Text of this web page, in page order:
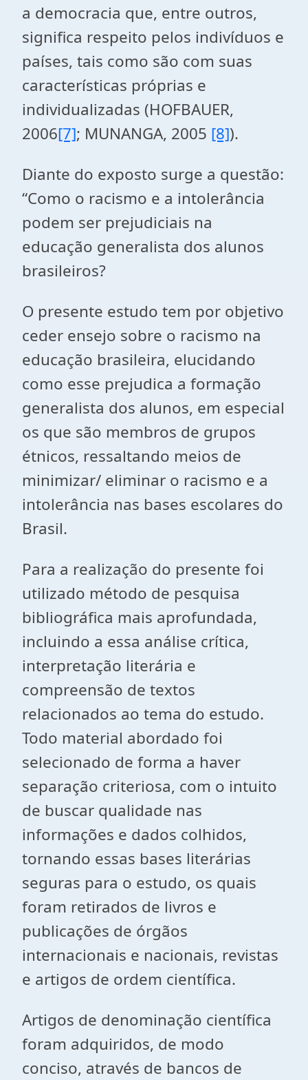
a democracia que, entre outros,
significa respeito pelos indivíduos e
países, tais como são com suas
características próprias e
individualizadas (HOFBAUER,
2006[7]; MUNANGA, 2005 [8]).
Diante do exposto surge a questão:
“Como o racismo e a intolerância
podem ser prejudiciais na
educação generalista dos alunos
brasileiros?
O presente estudo tem por objetivo
ceder ensejo sobre o racismo na
educação brasileira, elucidando
como esse prejudica a formação
generalista dos alunos, em especial
os que são membros de grupos
étnicos, ressaltando meios de
minimizar/ eliminar o racismo e a
intolerância nas bases escolares do
Brasil.
Para a realização do presente foi
utilizado método de pesquisa
bibliográfica mais aprofundada,
incluindo a essa análise crítica,
interpretação literária e
compreensão de textos
relacionados ao tema do estudo.
Todo material abordado foi
selecionado de forma a haver
separação criteriosa, com o intuito
de buscar qualidade nas
informações e dados colhidos,
tornando essas bases literárias
seguras para o estudo, os quais
foram retirados de livros e
publicações de órgãos
internacionais e nacionais, revistas
e artigos de ordem científica.
Artigos de denominação científica
foram adquiridos, de modo
conciso, através de bancos de